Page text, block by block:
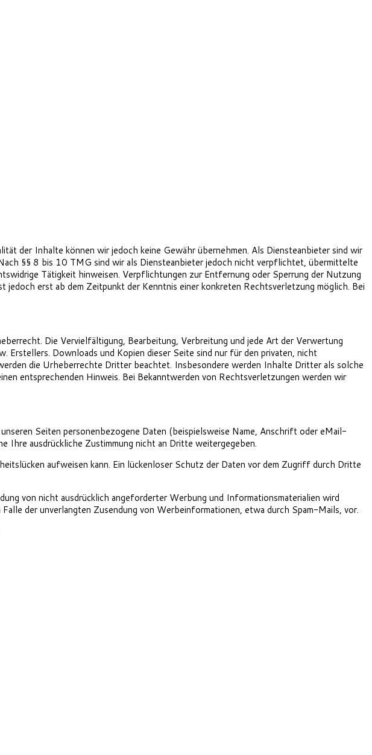
der Inhalte können wir jedoch keine Gewähr übernehmen. Als Diensteanbieter sind wir
§§ 8 bis 10 TMG sind wir als Diensteanbieter jedoch nicht verpflichtet, übermittelte
Tätigkeit hinweisen. Verpflichtungen zur Entfernung oder Sperrung der Nutzung
erst ab dem Zeitpunkt der Kenntnis einer konkreten Rechtsverletzung möglich. Bei
Die Vervielfältigung, Bearbeitung, Verbreitung und jede Art der Verwertung
Downloads und Kopien dieser Seite sind nur für den privaten, nicht
die Urheberrechte Dritter beachtet. Insbesondere werden Inhalte Dritter als solche
entsprechenden Hinweis. Bei Bekanntwerden von Rechtsverletzungen werden wir
Seiten personenbezogene Daten (beispielsweise Name, Anschrift oder eMail-
ausdrückliche Zustimmung nicht an Dritte weitergegeben.
aufweisen kann. Ein lückenloser Schutz der Daten vor dem Zugriff durch Dritte
von nicht ausdrücklich angeforderter Werbung und Informationsmaterialien wird
der unverlangten Zusendung von Werbeinformationen, etwa durch Spam-Mails, vor.